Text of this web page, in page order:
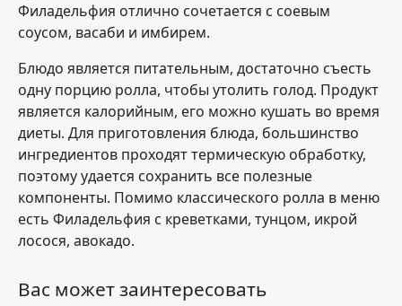
Филадельфия отлично сочетается с соевым
соусом, васаби и имбирем.
Блюдо является питательным, достаточно съесть
одну порцию ролла, чтобы утолить голод. Продукт
является калорийным, его можно кушать во время
диеты. Для приготовления блюда, большинство
ингредиентов проходят термическую обработку,
поэтому удается сохранить все полезные
компоненты. Помимо классического ролла в меню
есть Филадельфия с креветками, тунцом, икрой
лосося, авокадо.
Вас может заинтересовать